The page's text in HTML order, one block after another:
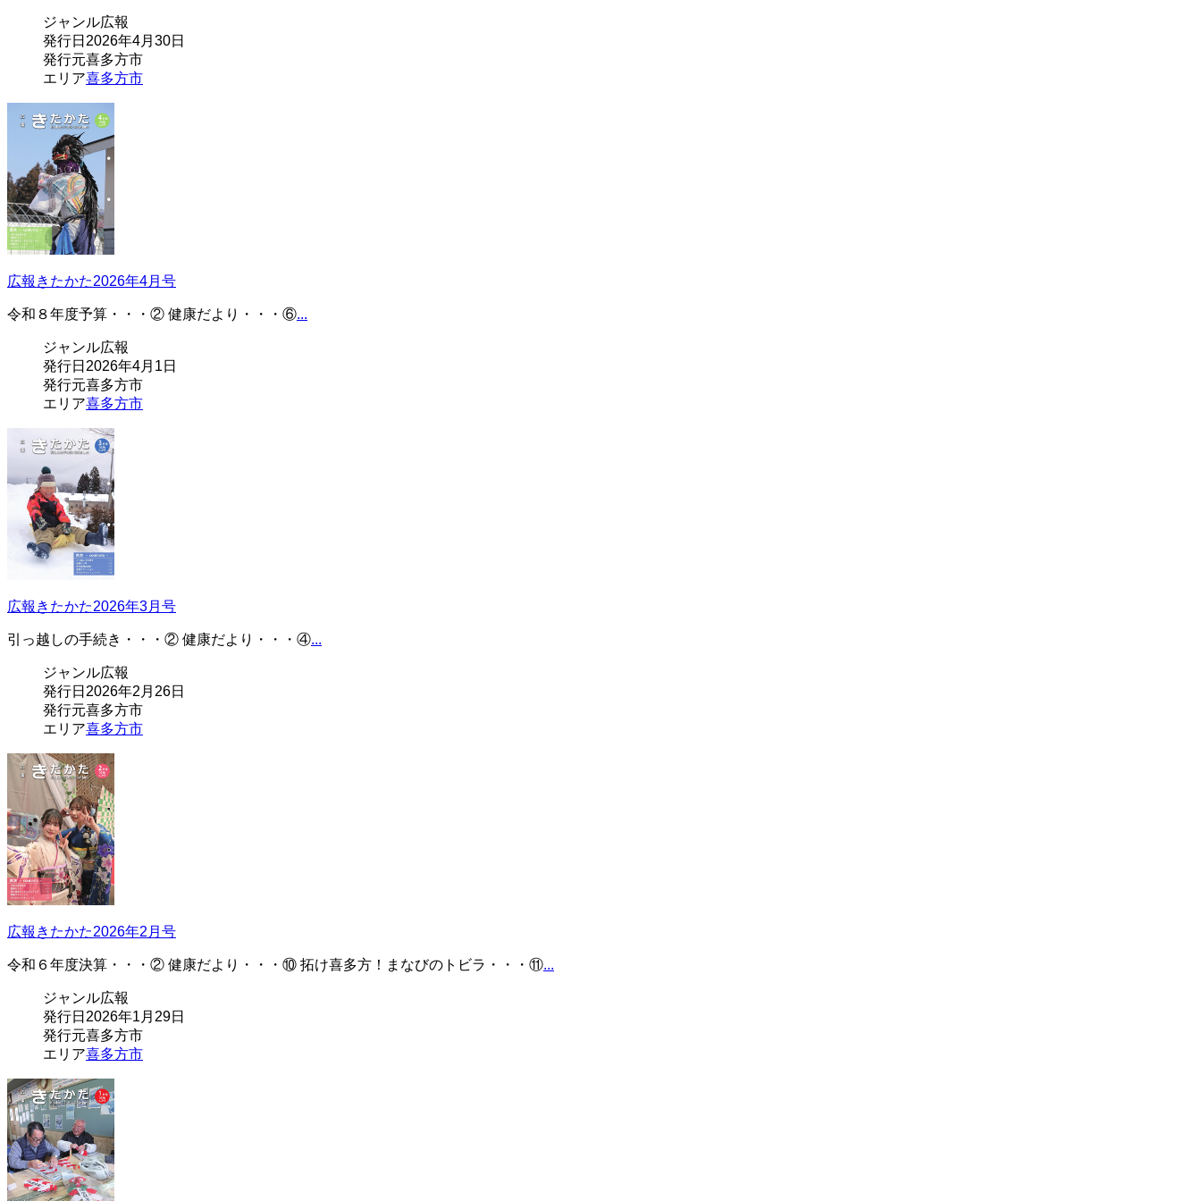
ジャンル広報
発行日 2026年4月30日
発行元喜多方市
エリア喜多方市
広報きたかた2026年4月号
令和８年度予算・・・② 健康だより・・・⑥...
ジャンル広報
発行日 2026年4月1日
発行元喜多方市
エリア喜多方市
広報きたかた2026年3月号
引っ越しの手続き・・・② 健康だより・・・④...
ジャンル広報
発行日 2026年2月26日
発行元喜多方市
エリア喜多方市
広報きたかた2026年2月号
令和６年度決算・・・② 健康だより・・・⑩ 拓け喜多方！まなびのトビラ・・・⑪...
ジャンル広報
発行日 2026年1月29日
発行元喜多方市
エリア喜多方市